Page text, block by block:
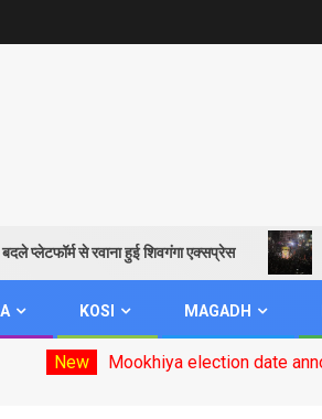
से रवाना हुई शिवगंगा एक्सप्रेस घाटों
KOSI MAGADH
election date announced.( Click